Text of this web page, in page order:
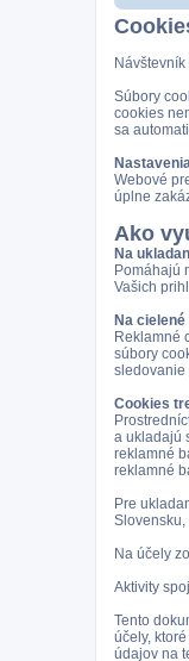
Súbory
cookies
sa
Webové
úplne
Ako
Na
Pomáhajú
Vašich
Na
Reklamné
súbory
sledovanie
Cookies
a ukladajú
reklamné
reklamné
Pre
Slovensku,
Na účely
Aktivity
Tento
účely,
údajov na